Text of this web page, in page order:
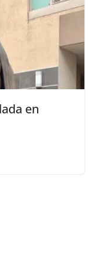
en